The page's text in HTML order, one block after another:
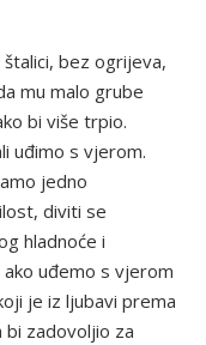
bez ogrijeva,
mu malo grube
bi više trpio.
uđimo s vjerom.
jedno
diviti se
hladnoće i
uđemo s vjerom
je iz ljubavi prema
bi zadovoljio za